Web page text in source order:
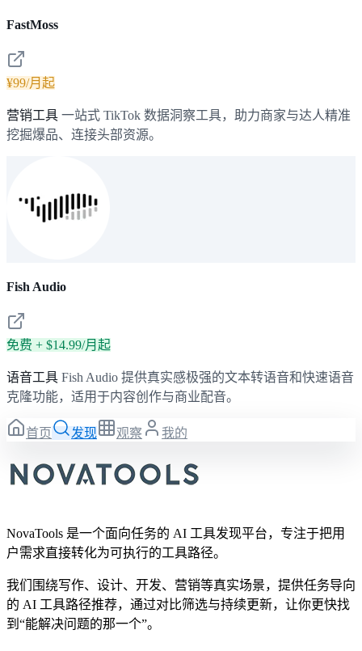
FastMoss
¥99/月起
营销工具 一站式 TikTok 数据洞察工具，助力商家与达人精准
挖掘爆品、连接头部资源。
Fish Audio
免费 + $14.99/月起
语音工具 Fish Audio 提供真实感极强的文本转语音和快速语音
克隆功能，适用于内容创作与商业配音。
首页 发现 观察 我的
NovaTools 是一个面向任务的 AI 工具发现平台，专注于把用
户需求直接转化为可执行的工具路径。
我们围绕写作、设计、开发、营销等真实场景，提供任务导向
的 AI 工具路径推荐，通过对比筛选与持续更新，让你更快找
到“能解决问题的那一个”。